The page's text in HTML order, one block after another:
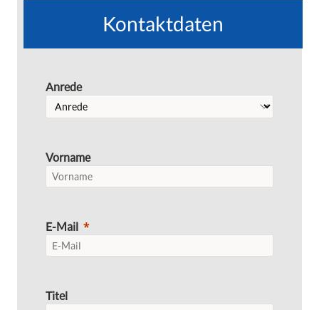
Kontaktdaten
Anrede
Vorname
E-Mail
Titel